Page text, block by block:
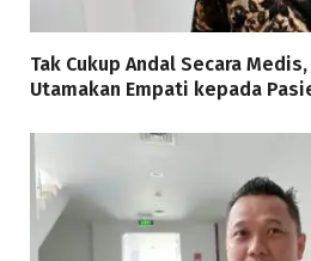
Tak Cukup Andal Secara
Utamakan Empati kepada